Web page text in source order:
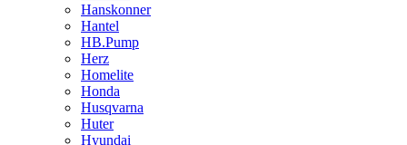
Hanskonner
Hantel
HB.Pump
Herz
Homelite
Honda
Husqvarna
Huter
Hyundai